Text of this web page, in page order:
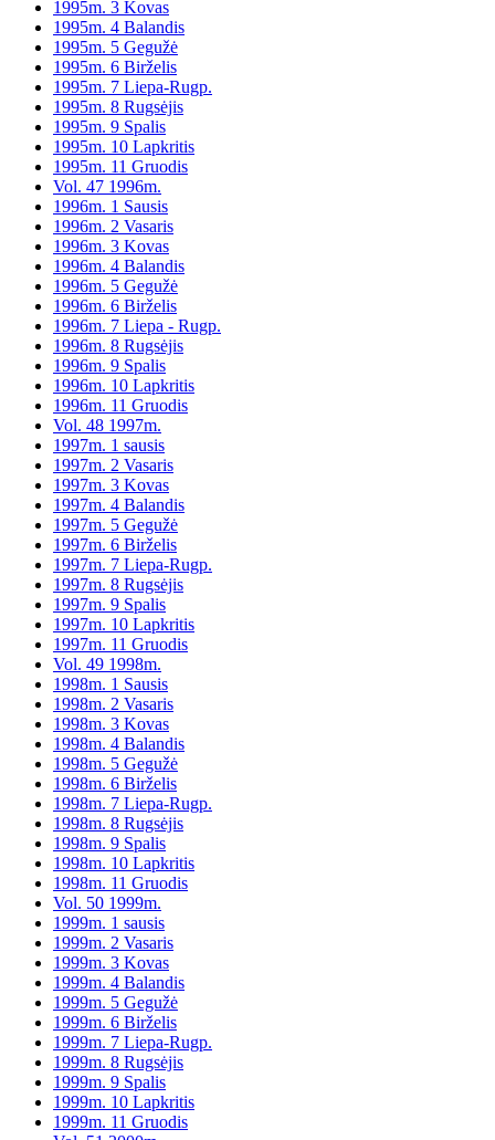
1995m. 3 Kovas
1995m. 4 Balandis
1995m. 5 Gegužė
1995m. 6 Birželis
1995m. 7 Liepa-Rugp.
1995m. 8 Rugsėjis
1995m. 9 Spalis
1995m. 10 Lapkritis
1995m. 11 Gruodis
Vol. 47 1996m.
1996m. 1 Sausis
1996m. 2 Vasaris
1996m. 3 Kovas
1996m. 4 Balandis
1996m. 5 Gegužė
1996m. 6 Birželis
1996m. 7 Liepa - Rugp.
1996m. 8 Rugsėjis
1996m. 9 Spalis
1996m. 10 Lapkritis
1996m. 11 Gruodis
Vol. 48 1997m.
1997m. 1 sausis
1997m. 2 Vasaris
1997m. 3 Kovas
1997m. 4 Balandis
1997m. 5 Gegužė
1997m. 6 Birželis
1997m. 7 Liepa-Rugp.
1997m. 8 Rugsėjis
1997m. 9 Spalis
1997m. 10 Lapkritis
1997m. 11 Gruodis
Vol. 49 1998m.
1998m. 1 Sausis
1998m. 2 Vasaris
1998m. 3 Kovas
1998m. 4 Balandis
1998m. 5 Gegužė
1998m. 6 Birželis
1998m. 7 Liepa-Rugp.
1998m. 8 Rugsėjis
1998m. 9 Spalis
1998m. 10 Lapkritis
1998m. 11 Gruodis
Vol. 50 1999m.
1999m. 1 sausis
1999m. 2 Vasaris
1999m. 3 Kovas
1999m. 4 Balandis
1999m. 5 Gegužė
1999m. 6 Birželis
1999m. 7 Liepa-Rugp.
1999m. 8 Rugsėjis
1999m. 9 Spalis
1999m. 10 Lapkritis
1999m. 11 Gruodis